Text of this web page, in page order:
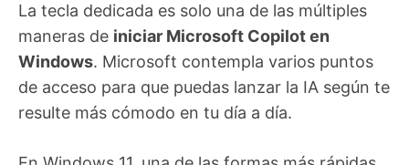
La tecla dedicada es solo una de las múltiples
maneras de iniciar Microsoft Copilot en
Windows. Microsoft contempla varios puntos
de acceso para que puedas lanzar la IA según te
resulte más cómodo en tu día a día.